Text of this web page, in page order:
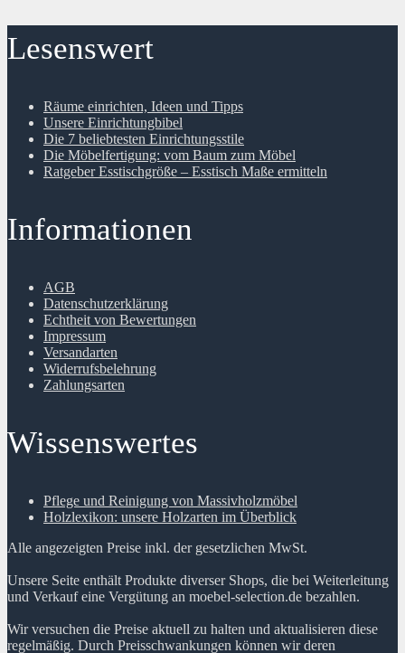
Lesenswert
Räume einrichten, Ideen und Tipps
Unsere Einrichtungbibel
Die 7 beliebtesten Einrichtungsstile
Die Möbelfertigung: vom Baum zum Möbel
Ratgeber Esstischgröße – Esstisch Maße ermitteln
Informationen
AGB
Datenschutzerklärung
Echtheit von Bewertungen
Impressum
Versandarten
Widerrufsbelehrung
Zahlungsarten
Wissenswertes
Pflege und Reinigung von Massivholzmöbel
Holzlexikon: unsere Holzarten im Überblick
Alle angezeigten Preise inkl. der gesetzlichen MwSt.
Unsere Seite enthält Produkte diverser Shops, die bei Weiterleitung
und Verkauf eine Vergütung an moebel-selection.de bezahlen.
Wir versuchen die Preise aktuell zu halten und aktualisieren diese
regelmäßig. Durch Preisschwankungen können wir deren